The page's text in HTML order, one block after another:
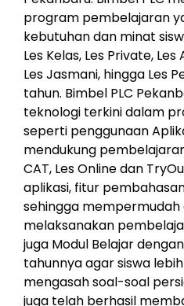
program pembelajaran
kebutuhan dan minat
Les Kelas, Les Private,
Les Jasmani, hingga Les
tahun. Bimbel PLC
teknologi terkini dalam
seperti penggunaan
mendukung
CAT, Les Online dan
aplikasi, fitur
sehingga mempermudah
melaksanakan
juga Modul Belajar
tahunnya agar siswa
mengasah soal-soal
juga telah berhasil